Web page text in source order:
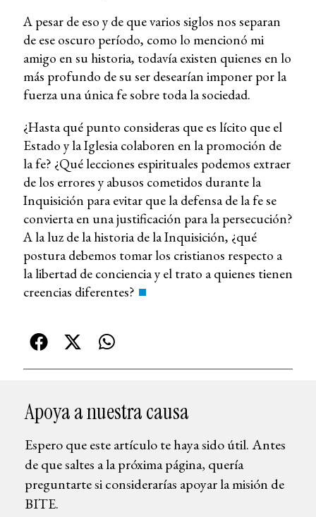
A pesar de eso y de que varios siglos nos separan
de ese oscuro período, como lo mencionó mi
amigo en su historia, todavía existen quienes en lo
más profundo de su ser desearían imponer por la
fuerza una única fe sobre toda la sociedad.
¿Hasta qué punto consideras que es lícito que el
Estado y la Iglesia colaboren en la promoción de
la fe? ¿Qué lecciones espirituales podemos extraer
de los errores y abusos cometidos durante la
Inquisición para evitar que la defensa de la fe se
convierta en una justificación para la persecución?
A la luz de la historia de la Inquisición, ¿qué
postura debemos tomar los cristianos respecto a
la libertad de conciencia y el trato a quienes tienen
creencias diferentes?
Apoya a nuestra causa
Espero que este artículo te haya sido útil. Antes
de que saltes a la próxima página, quería
preguntarte si considerarías apoyar la misión de
BITE.